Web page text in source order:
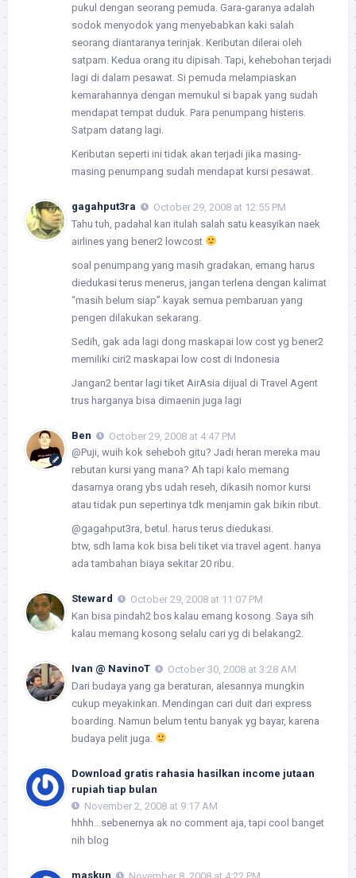
pukul dengan seorang pemuda. Gara-garanya adalah
sodok menyodok yang menyebabkan kaki salah
seorang diantaranya terinjak. Keributan dilerai oleh
satpam. Kedua orang itu dipisah. Tapi, kehebohan terjadi
lagi di dalam pesawat. Si pemuda melampiaskan
kemarahannya dengan memukul si bapak yang sudah
mendapat tempat duduk. Para penumpang histeris.
Satpam datang lagi.
Keributan seperti ini tidak akan terjadi jika masing-
masing penumpang sudah mendapat kursi pesawat.
gagahput3ra
October 29, 2008 at 12:55 PM
Tahu tuh, padahal kan itulah salah satu keasyikan naek
airlines yang bener2 lowcost
soal penumpang yang masih gradakan, emang harus
diedukasi terus menerus, jangan terlena dengan kalimat
“masih belum siap” kayak semua pembaruan yang
pengen dilakukan sekarang.
Sedih, gak ada lagi dong maskapai low cost yg bener2
memiliki ciri2 maskapai low cost di Indonesia
Jangan2 bentar lagi tiket AirAsia dijual di Travel Agent
trus harganya bisa dimaenin juga lagi
Ben
October 29, 2008 at 4:47 PM
@Puji, wuih kok seheboh gitu? Jadi heran mereka mau
rebutan kursi yang mana? Ah tapi kalo memang
dasarnya orang ybs udah reseh, dikasih nomor kursi
atau tidak pun sepertinya tdk menjamin gak bikin ribut.
@gagahput3ra, betul. harus terus diedukasi.
btw, sdh lama kok bisa beli tiket via travel agent. hanya
ada tambahan biaya sekitar 20 ribu.
Steward
October 29, 2008 at 11:07 PM
Kan bisa pindah2 bos kalau emang kosong. Saya sih
kalau memang kosong selalu cari yg di belakang2.
Ivan @ NavinoT
October 30, 2008 at 3:28 AM
Dari budaya yang ga beraturan, alesannya mungkin
cukup meyakinkan. Mendingan cari duit dari express
boarding. Namun belum tentu banyak yg bayar, karena
budaya pelit juga.
Download gratis rahasia hasilkan income jutaan
rupiah tiap bulan
November 2, 2008 at 9:17 AM
hhhh…sebenernya ak no comment aja, tapi cool banget
nih blog
maskun